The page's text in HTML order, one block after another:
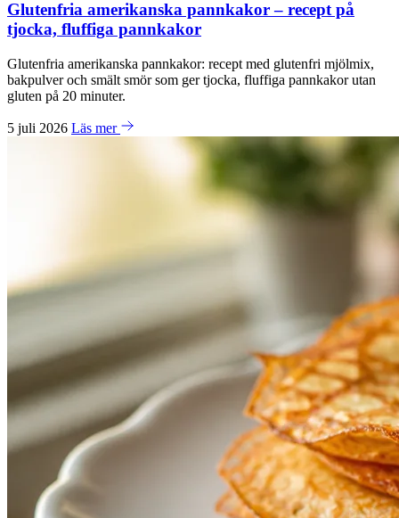
Glutenfria amerikanska pannkakor – recept på
tjocka, fluffiga pannkakor
Glutenfria amerikanska pannkakor: recept med glutenfri mjölmix,
bakpulver och smält smör som ger tjocka, fluffiga pannkakor utan
gluten på 20 minuter.
5 juli 2026 Läs mer